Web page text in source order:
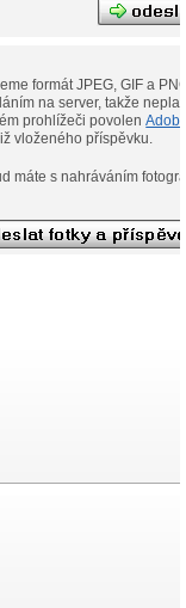
formát JPEG, GIF a
na server, takže
však mít ve svém prohlížeči povolen
vloženého příspěvku.